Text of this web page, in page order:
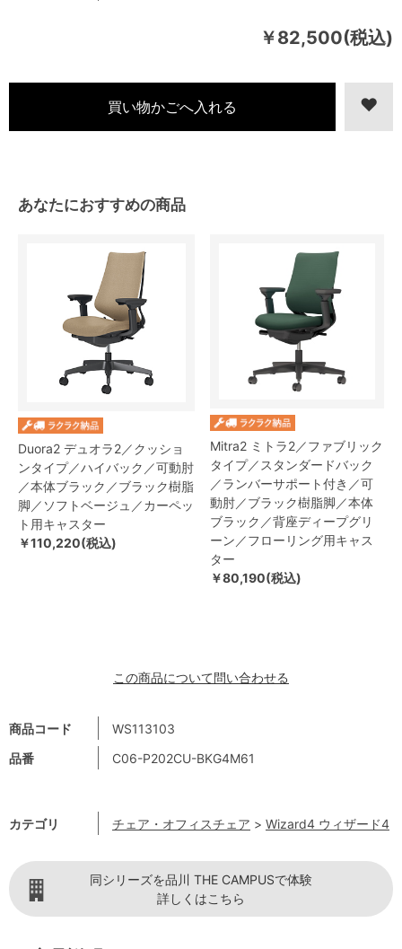
￥82,500(税込)
商品コード
WS113103
品番
C06-P202CU-BKG4M61
カテゴリ チェア・オフィスチェア > Wizard4 ウィザード4
あなたにおすすめの商品
Duora2 デュオラ2／クッショ
ンタイプ／ハイバック／可動肘
／本体ブラック／ブラック樹脂
脚／ソフトベージュ／カーペッ
ト用キャスター
￥110,220(税込)
Mitra2 ミトラ2／ファブリック
タイプ／スタンダードバック
／ランバーサポート付き／可
動肘／ブラック樹脂脚／本体
ブラック／背座ディープグリ
ーン／フローリング用キャス
ター
￥80,190(税込)
この商品について問い合わせる
同シリーズを品川 THE CAMPUSで体験
詳しくはこちら